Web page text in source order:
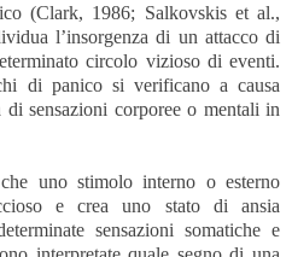
(Clark, 1986; Salkovskis et al.,
l’insorgenza di un attacco di
circolo vizioso di eventi.
di panico si verificano a causa
di sensazioni corporee o mentali in
uno stimolo interno o esterno
e crea uno stato di ansia
sensazioni somatiche e